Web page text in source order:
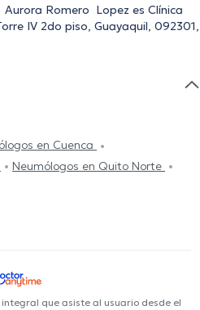
Romero Lopez es Clínica
IV 2do piso, Guayaquil, 092301,
en Cuenca
Neumólogos en Quito Norte
que asiste al usuario desde el